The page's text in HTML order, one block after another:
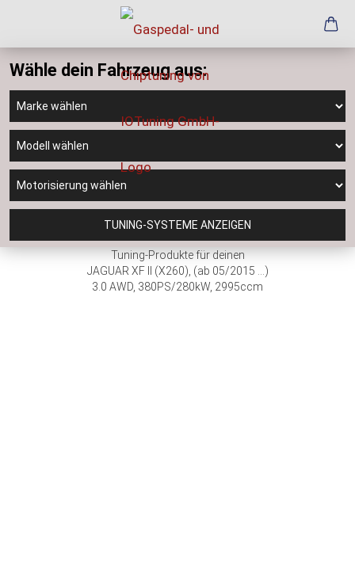
Wähle dein Fahrzeug aus:
TUNING-SYSTEME ANZEIGEN
Tuning-Produkte für deinen
JAGUAR XF II (X260), (ab 05/2015 ...)
3.0 AWD, 380PS/280kW, 2995ccm